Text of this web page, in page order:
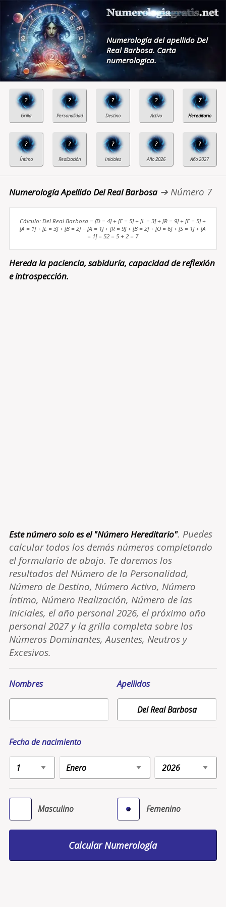
Numerología del apellido Del
Real Barbosa. Carta
numerologica.
? ? ? ? 7
? ? ? ? ?
Numerología Apellido Del Real Barbosa➔ Número 7
Cálculo: Del Real Barbosa = [D = 4] + [E = 5] + [L = 3] + [R = 9] + [E = 5] +
[A = 1] + [L = 3] + [B = 2] + [A = 1] + [R = 9] + [B = 2] + [O = 6] + [S = 1] + [A
= 1] = 52 = 5 + 2 = 7
Hereda la paciencia, sabiduría, capacidad de reflexión
e introspección.
Este número solo es el "Número Hereditario". Puedes
calcular todos los demás números completando
el formulario de abajo. Te daremos los
resultados del Número de la Personalidad,
Número de Destino, Número Activo, Número
Íntimo, Número Realización, Número de las
Iniciales, el año personal 2026, el próximo año
personal 2027 y la grilla completa sobre los
Números Dominantes, Ausentes, Neutros y
Excesivos.
Nombres Apellidos
Fecha de nacimiento
Masculino Femenino